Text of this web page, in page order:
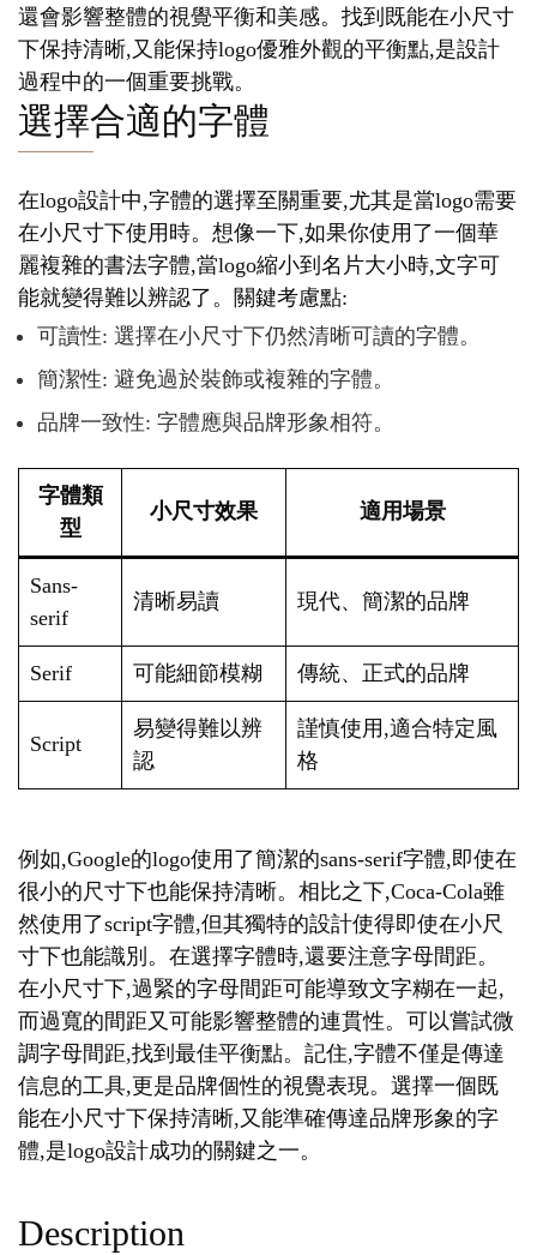
還會影響整體的視覺平衡和美感。找到既能在小尺寸
下保持清晰,又能保持logo優雅外觀的平衡點,是設計
過程中的一個重要挑戰。
選擇合適的字體
在logo設計中,字體的選擇至關重要,尤其是當logo需要
在小尺寸下使用時。想像一下,如果你使用了一個華
麗複雜的書法字體,當logo縮小到名片大小時,文字可
能就變得難以辨認了。關鍵考慮點:
可讀性: 選擇在小尺寸下仍然清晰可讀的字體。
簡潔性: 避免過於裝飾或複雜的字體。
品牌一致性: 字體應與品牌形象相符。
字體類
型
小尺寸效果 適用場景
Sans-
serif
清晰易讀 現代、簡潔的品牌
Serif 可能細節模糊 傳統、正式的品牌
Script
易變得難以辨
認
謹慎使用,適合特定風
格
例如,Google的logo使用了簡潔的sans-serif字體,即使在
很小的尺寸下也能保持清晰。相比之下,Coca-Cola雖
然使用了script字體,但其獨特的設計使得即使在小尺
寸下也能識別。在選擇字體時,還要注意字母間距。
在小尺寸下,過緊的字母間距可能導致文字糊在一起,
而過寬的間距又可能影響整體的連貫性。可以嘗試微
調字母間距,找到最佳平衡點。記住,字體不僅是傳達
信息的工具,更是品牌個性的視覺表現。選擇一個既
能在小尺寸下保持清晰,又能準確傳達品牌形象的字
體,是logo設計成功的關鍵之一。
Description